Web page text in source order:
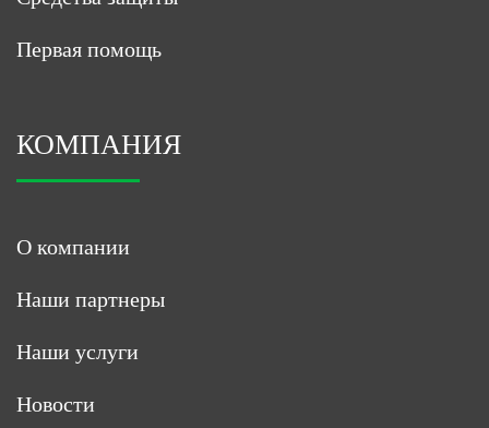
Первая помощь
КОМПАНИЯ
О компании
Наши партнеры
Наши услуги
Новости